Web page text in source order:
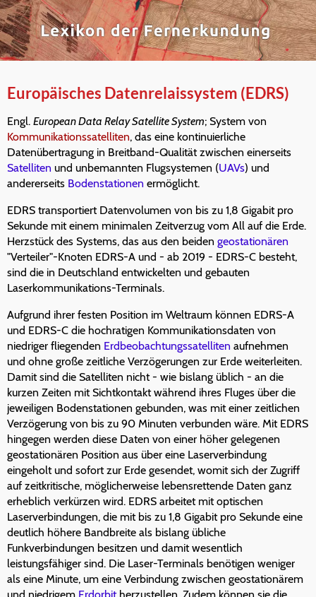
Europäisches Datenrelaissystem (EDRS)
Engl. European Data Relay Satellite System; System von
Kommunikationssatelliten, das eine kontinuierliche
Datenübertragung in Breitband-Qualität zwischen einerseits
Satelliten und unbemannten Flugsystemen (UAVs) und
andererseits Bodenstationen ermöglicht.
EDRS transportiert Datenvolumen von bis zu 1,8 Gigabit pro
Sekunde mit einem minimalen Zeitverzug vom All auf die Erde.
Herzstück des Systems, das aus den beiden geostationären
"Verteiler"-Knoten EDRS-A und - ab 2019 - EDRS-C besteht,
sind die in Deutschland entwickelten und gebauten
Laserkommunikations-Terminals.
Aufgrund ihrer festen Position im Weltraum können EDRS-A
und EDRS-C die hochratigen Kommunikationsdaten von
niedriger fliegenden Erdbeobachtungssatelliten aufnehmen
und ohne große zeitliche Verzögerungen zur Erde weiterleiten.
Damit sind die Satelliten nicht - wie bislang üblich - an die
kurzen Zeiten mit Sichtkontakt während ihres Fluges über die
jeweiligen Bodenstationen gebunden, was mit einer zeitlichen
Verzögerung von bis zu 90 Minuten verbunden wäre. Mit EDRS
hingegen werden diese Daten von einer höher gelegenen
geostationären Position aus über eine Laserverbindung
eingeholt und sofort zur Erde gesendet, womit sich der Zugriff
auf zeitkritische, möglicherweise lebensrettende Daten ganz
erheblich verkürzen wird. EDRS arbeitet mit optischen
Laserverbindungen, die mit bis zu 1,8 Gigabit pro Sekunde eine
deutlich höhere Bandbreite als bislang übliche
Funkverbindungen besitzen und damit wesentlich
leistungsfähiger sind. Die Laser-Terminals benötigen weniger
als eine Minute, um eine Verbindung zwischen geostationärem